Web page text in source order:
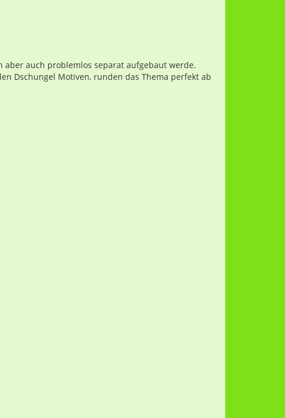
auch problemlos separat aufgebaut werde.
Dschungel Motiven, runden das Thema perfekt ab